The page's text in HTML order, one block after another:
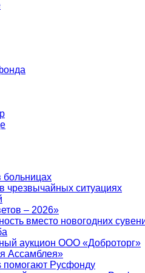
ситуациях
– 2026»
вместо новогодних
аукцион ООО «Доброторг»
Ассамблея»
помогают Русфонду